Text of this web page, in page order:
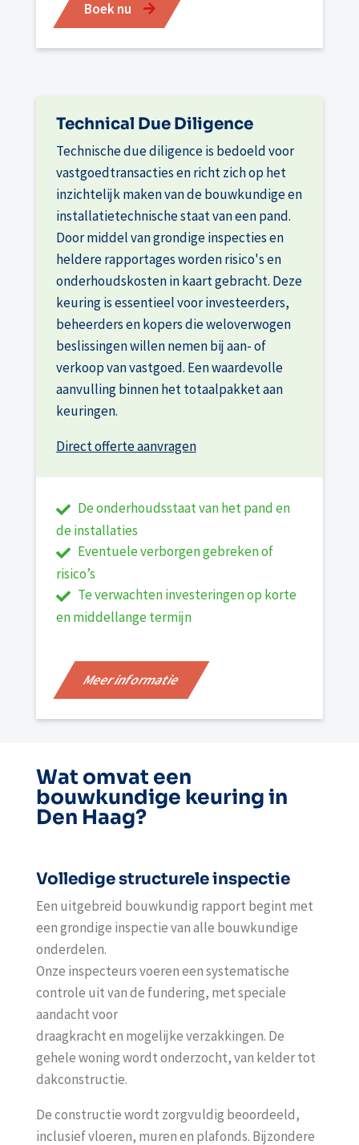
Boek nu
Technical Due Diligence
Technische due diligence is bedoeld voor
vastgoedtransacties en richt zich op het
inzichtelijk maken van de bouwkundige en
installatietechnische staat van een pand.
Door middel van grondige inspecties en
heldere rapportages worden risico's en
onderhoudskosten in kaart gebracht. Deze
keuring is essentieel voor investeerders,
beheerders en kopers die weloverwogen
beslissingen willen nemen bij aan- of
verkoop van vastgoed. Een waardevolle
aanvulling binnen het totaalpakket aan
keuringen.
Direct offerte aanvragen
De onderhoudsstaat van het pand en
de installaties
Eventuele verborgen gebreken of
risico’s
Te verwachten investeringen op korte
en middellange termijn
Meer informatie
Wat omvat een
bouwkundige keuring in
Den Haag?
Volledige structurele inspectie
Een uitgebreid bouwkundig rapport begint met
een grondige inspectie van alle bouwkundige
onderdelen.
Onze inspecteurs voeren een systematische
controle uit van de fundering, met speciale
aandacht voor
draagkracht en mogelijke verzakkingen. De
gehele woning wordt onderzocht, van kelder tot
dakconstructie.
De constructie wordt zorgvuldig beoordeeld,
inclusief vloeren, muren en plafonds. Bijzondere